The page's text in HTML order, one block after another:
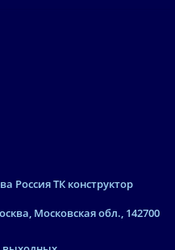
Россия ТК конструктор
Московская обл., 142700